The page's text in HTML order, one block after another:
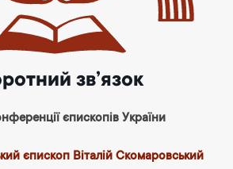
зв’язок
єпископів України
єпископ Віталій Скомаровський